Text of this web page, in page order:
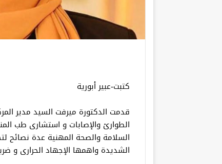
كتبت-عبير أبورية
قدمت الدكتورة ميرفت السيد مدير
الطوارئ والإصابات و استشارى طب
السلامة والصحة المهنية عدة نصائح
الشديدة واهمها الإجهاد الحرارى و